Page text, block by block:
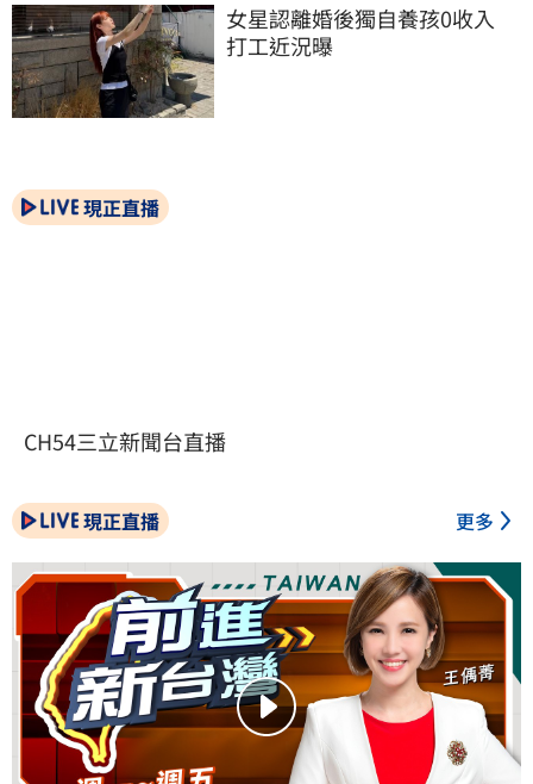
女星認離婚後獨自養孩0收入
打工近況曝
現正直播
CH54三立新聞台直播
現正直播 更多